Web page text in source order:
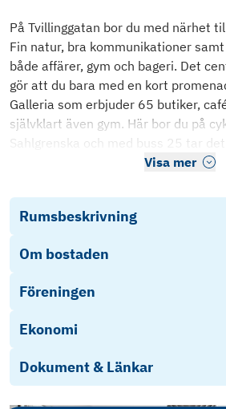
På Tvillinggatan bor du med närhet
Fin natur, bra kommunikationer
både affärer, gym och bageri. Det
gör att du bara med en kort
Galleria som erbjuder 65 butiker,
självklart även gym. Här bor du på
Sahlgrenska och med buss 25 tar
Visa mer
Rumsbeskrivning
Om bostaden
Föreningen
Ekonomi
Dokument & Länkar